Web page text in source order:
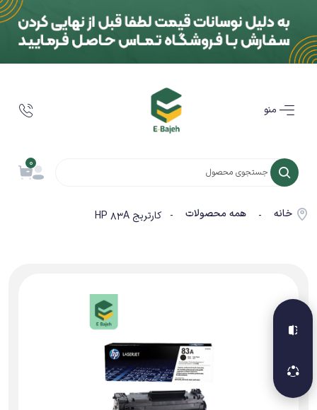
0
خانه - همه محصولات - کارتریج HP 83A